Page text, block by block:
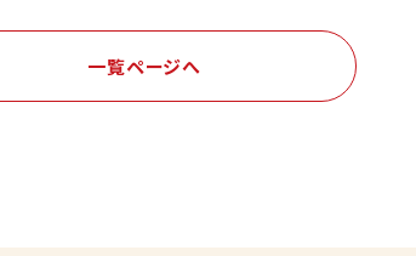
一覧ページへ